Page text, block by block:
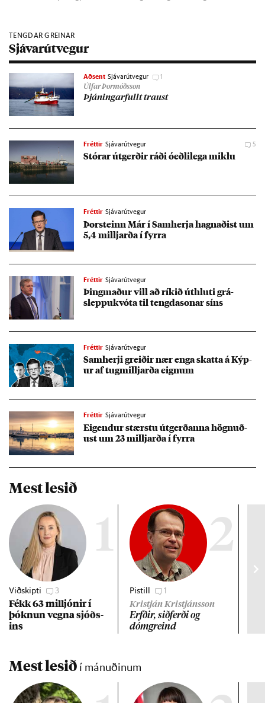
TENGDAR GREINAR
Sjávarútvegur
Aðsent Sjávarútvegur 1
Úlfar Þormóðsson
Þján­ing­ar­fullt traust
Fréttir Sjávarútvegur 5
Stór­ar út­gerð­ir ráði óeðli­lega miklu
Fréttir Sjávarútvegur
Þor­steinn Már í Sam­herja hagn­að­ist um
5,4 millj­arða í fyrra
Fréttir Sjávarútvegur
Þing­mað­ur vill að rík­ið út­hluti grá­
sleppu­kvóta til tengda­son­ar síns
Fréttir Sjávarútvegur
Sam­herji greið­ir nær enga skatta á Kýp­
ur af tug­millj­arða eign­um
Fréttir Sjávarútvegur
Eig­end­ur stærstu út­gerð­anna högn­uð­
ust um 23 millj­arða í fyrra
Mest lesið
1
Viðskipti 3
Fékk 63 millj­ón­ir í
þókn­un vegna sjóðs­
ins
2
Pistill 1
Kristján Kristjánsson
Erfð­ir, sið­ferði og
dómgreind
Mest lesið í mánuðinum